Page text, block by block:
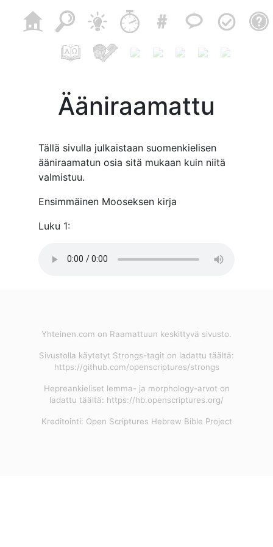
Ääniraamattu
Tällä sivulla julkaistaan suomenkielisen
ääniraamatun osia sitä mukaan kuin niitä
valmistuu.
Ensimmäinen Mooseksen kirja
Luku 1:
Yhteinen.com on Raamattuun keskittyvä sivusto.
Sivustolla käytetyt Strongs-tagit on ladattu täältä:
https://github.com/openscriptures/strongs
Hepreankieliset lemma- ja morphology-arvot on
ladattu täältä: https://hb.openscriptures.org/
Kreditointi: Open Scriptures Hebrew Bible Project